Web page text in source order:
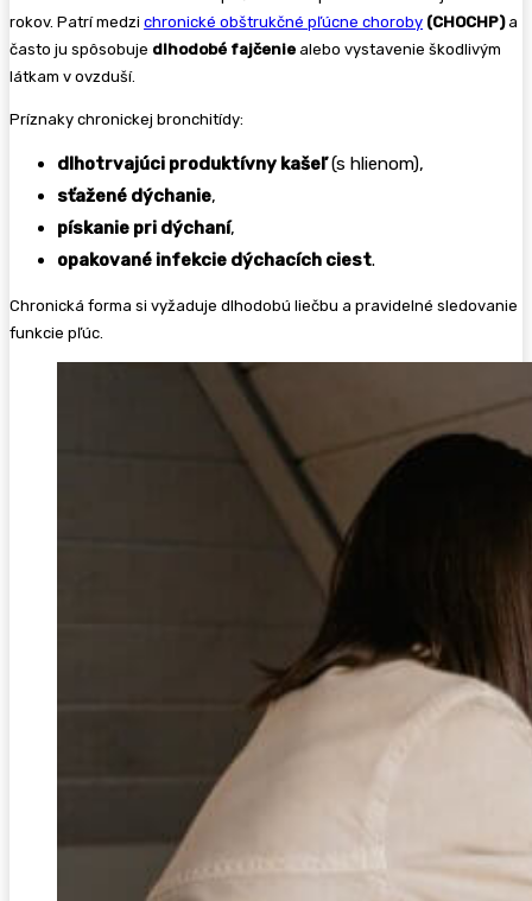
rokov. Patrí medzi chronické obštrukčné pľúcne choroby (CHOCHP)a
často ju spôsobuje dlhodobé fajčenie alebo vystavenie škodlivým
látkam v ovzduší.
Príznaky chronickej bronchitídy:
dlhotrvajúci produktívny kašeľ(s hlienom),
sťažené dýchanie,
pískanie pri dýchaní,
opakované infekcie dýchacích ciest.
Chronická forma si vyžaduje dlhodobú liečbu a pravidelné sledovanie
funkcie pľúc.